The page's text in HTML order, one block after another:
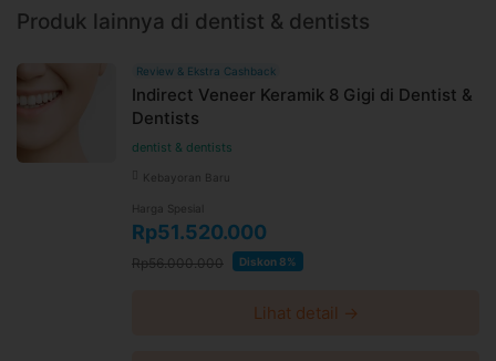
Produk lainnya di dentist & dentists
Review & Ekstra Cashback
Indirect Veneer Keramik 8 Gigi di Dentist &
Dentists
dentist & dentists
Kebayoran Baru
Harga Spesial
Rp51.520.000
Rp56.000.000 Diskon 8%
Lihat detail →